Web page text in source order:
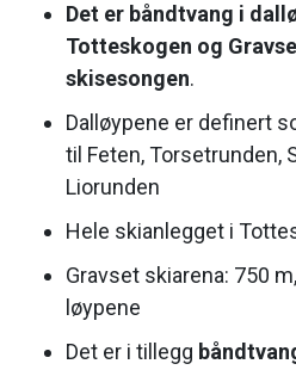
Det er båndtvang i
Totteskogen og
skisesongen.
Dalløypene er definert
til Feten, Torsetrunden,
Liorunden
Hele skianlegget i
Gravset skiarena: 750
løypene
Det er i tillegg